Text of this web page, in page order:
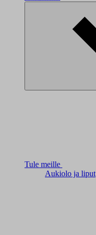
Tule meille
Aukiolo ja liput